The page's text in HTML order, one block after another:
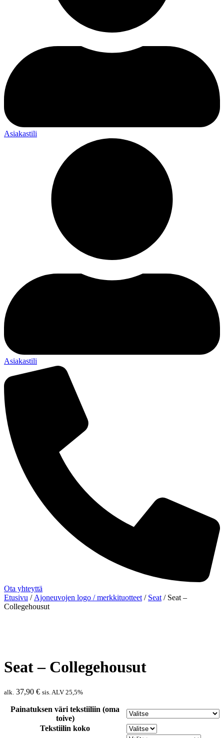
Asiakastili
Asiakastili
Ota yhteyttä
Etusivu / Ajoneuvojen logo / merkkituotteet / Seat / Seat –
Collegehousut
Seat – Collegehousut
alk. 37,90 € sis. ALV 25,5%
Painatuksen väri tekstiiliin (oma
toive)
Tekstiilin koko